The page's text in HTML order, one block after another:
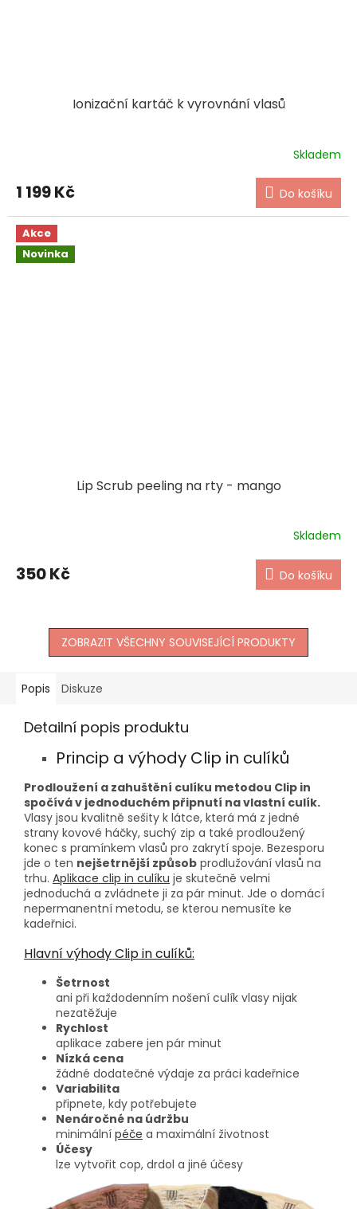
Ionizační kartáč k vyrovnání vlasů
Skladem
1 199 Kč Do košíku
Akce
Novinka
Lip Scrub peeling na rty - mango
Skladem
350 Kč Do košíku
ZOBRAZIT VŠECHNY SOUVISEJÍCÍ PRODUKTY
Popis Diskuze
Detailní popis produktu
Princip a výhody Clip in culíků
Prodloužení a zahuštění culíku metodou Clip in
spočívá v jednoduchém připnutí na vlastní culík.
Vlasy jsou kvalitně sešity k látce, která má z jedné
strany kovové háčky, suchý zip a také prodloužený
konec s pramínkem vlasů pro zakrytí spoje. Bezesporu
jde o ten nejšetrnější způsob prodlužování vlasů na
trhu. Aplikace clip in culíku je skutečně velmi
jednoduchá a zvládnete ji za pár minut. Jde o domácí
nepermanentní metodu, se kterou nemusíte ke
kadeřnici.
Hlavní výhody Clip in culíků:
Šetrnost
ani při každodenním nošení culík vlasy nijak
nezatěžuje
Rychlost
aplikace zabere jen pár minut
Nízká cena
žádné dodatečné výdaje za práci kadeřnice
Variabilita
připnete, kdy potřebujete
Nenáročné na údržbu
minimální péče a maximální životnost
Účesy
lze vytvořit cop, drdol a jiné účesy